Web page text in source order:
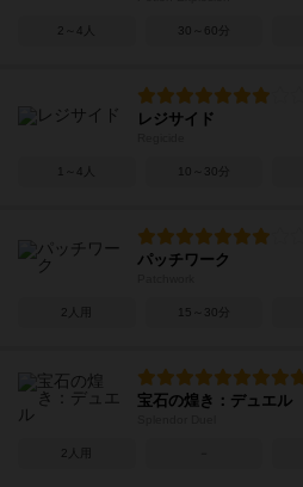
2～4人 30～60分
レジサイド
1～4人 10～30分
パッチワーク
2人用 15～30分
宝石の煌き：デュエル
2人用